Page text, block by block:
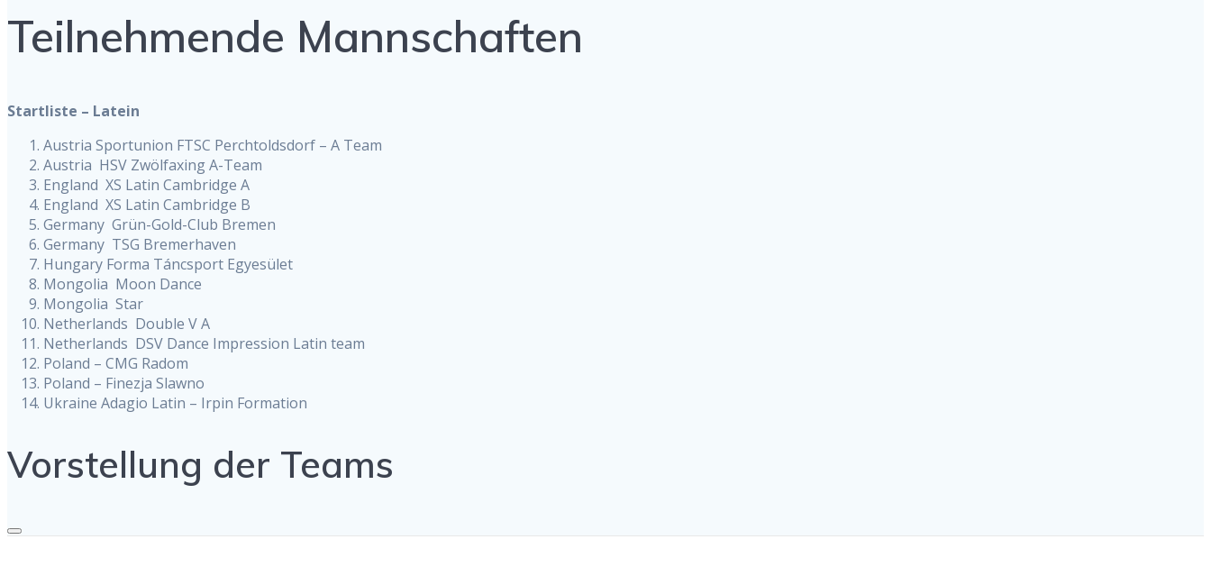
Teilnehmende Mannschaften
Startliste – Latein
Austria Sportunion FTSC Perchtoldsdorf – A Team
Austria HSV Zwölfaxing A-Team
England XS Latin Cambridge A
England XS Latin Cambridge B
Germany Grün-Gold-Club Bremen
Germany TSG Bremerhaven
Hungary Forma Táncsport Egyesület
Mongolia Moon Dance
Mongolia Star
Netherlands Double V A
Netherlands DSV Dance Impression Latin team
Poland – CMG Radom
Poland – Finezja Slawno
Ukraine Adagio Latin – Irpin Formation
Vorstellung der Teams